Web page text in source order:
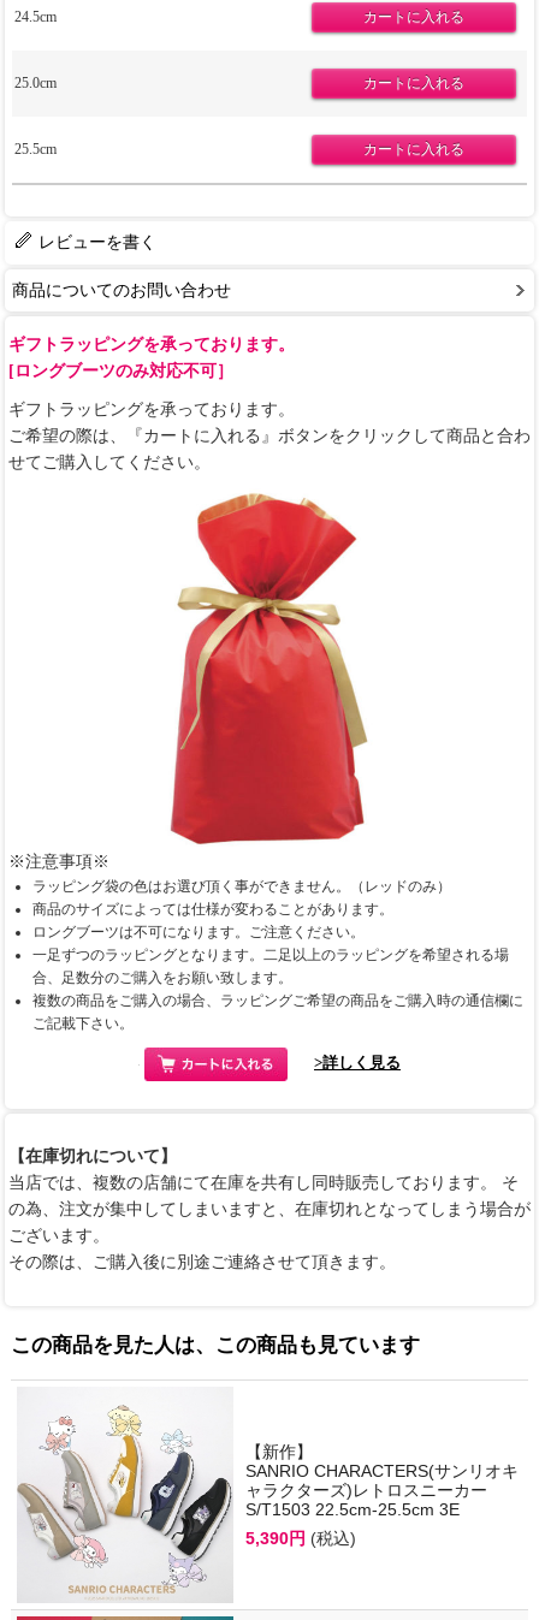
24.5cm
25.0cm
25.5cm
レビューを書く
商品についてのお問い合わせ
ギフトラッピングを承っております。
[ロングブーツのみ対応不可］
ギフトラッピングを承っております。
ご希望の際は、『カートに入れる』ボタンをクリックして商品と合わ
せてご購入してください。
※注意事項※
ラッピング袋の色はお選び頂く事ができません。（レッドのみ）
商品のサイズによっては仕様が変わることがあります。
ロングブーツは不可になります。ご注意ください。
一足ずつのラッピングとなります。二足以上のラッピングを希望される場
合、足数分のご購入をお願い致します。
複数の商品をご購入の場合、ラッピングご希望の商品をご購入時の通信欄に
ご記載下さい。
>詳しく見る
【在庫切れについて】
当店では、複数の店舗にて在庫を共有し同時販売しております。 そ
の為、注文が集中してしまいますと、在庫切れとなってしまう場合が
ございます。
その際は、ご購入後に別途ご連絡させて頂きます。
この商品を見た人は、この商品も見ています
【新作】
SANRIO CHARACTERS(サンリオキ
ャラクターズ)レトロスニーカー
S/T1503 22.5cm-25.5cm 3E
5,390円 (税込)